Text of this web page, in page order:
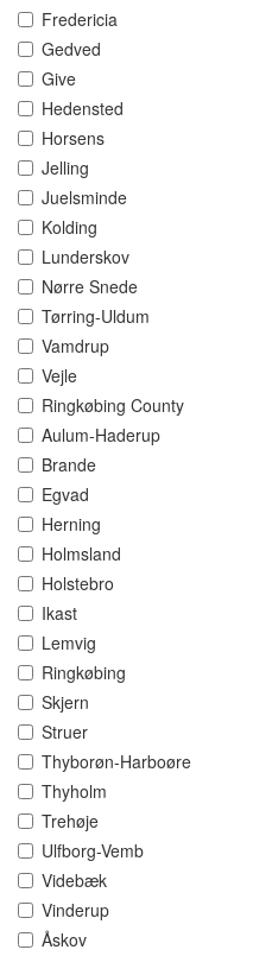
Fredericia
Gedved
Give
Hedensted
Horsens
Jelling
Juelsminde
Kolding
Lunderskov
Nørre Snede
Tørring-Uldum
Vamdrup
Vejle
Ringkøbing County
Aulum-Haderup
Brande
Egvad
Herning
Holmsland
Holstebro
Ikast
Lemvig
Ringkøbing
Skjern
Struer
Thyborøn-Harboøre
Thyholm
Trehøje
Ulfborg-Vemb
Videbæk
Vinderup
Åskov